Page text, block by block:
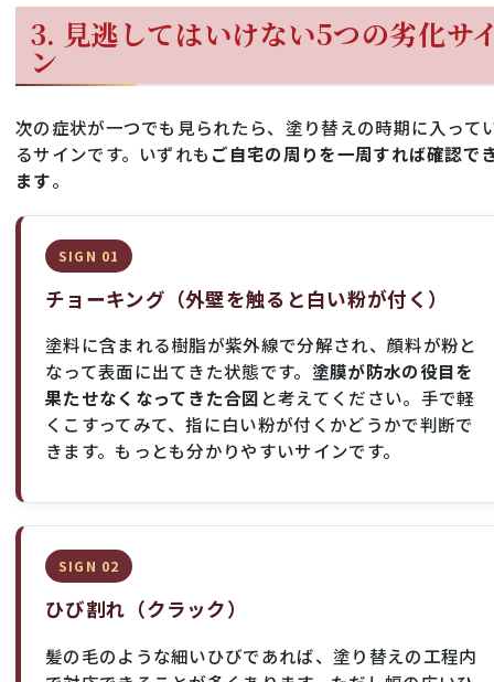
3. 見逃してはいけない5つの劣化サ
ン
次の症状が一つでも見られたら、塗り替えの時期に入って
るサインです。いずれも ご自宅の周りを一周すれば確認で
ます。
SIGN 01
チョーキング（外壁を触ると白い粉が付く）
塗料に含まれる樹脂が紫外線で分解され、顔料が粉と
なって表面に出てきた状態です。 塗膜が防水の役目を
果たせなくなってきた合図 と考えてください。手で軽
くこすってみて、指に白い粉が付くかどうかで判断で
きます。もっとも分かりやすいサインです。
SIGN 02
ひび割れ（クラック）
髪の毛のような細いひびであれば、塗り替えの工程内